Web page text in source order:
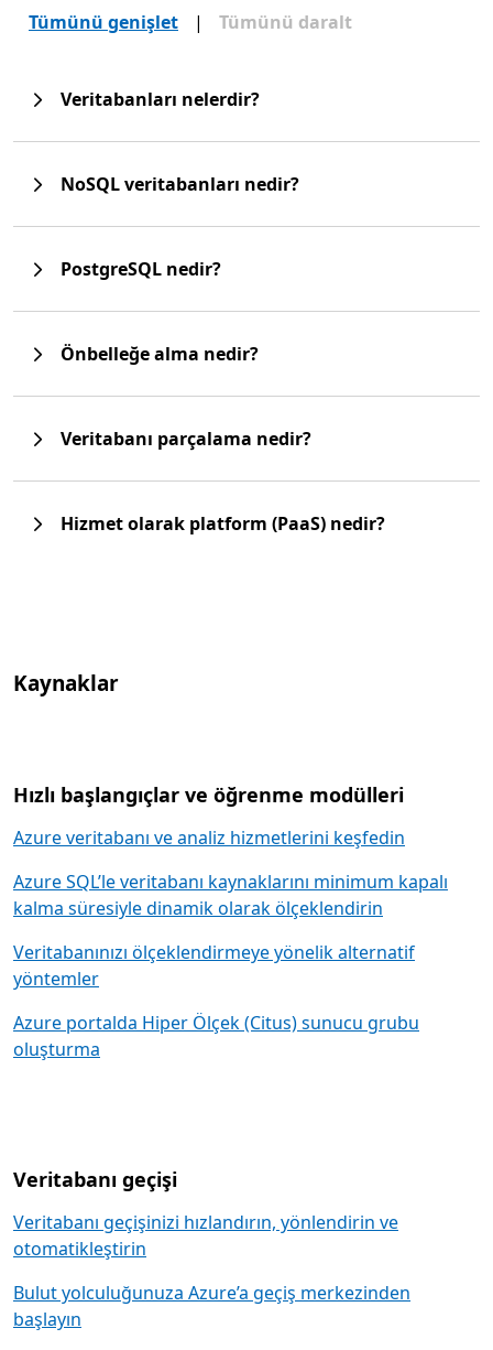
Tümünü genişlet | Tümünü daralt
Veritabanları nelerdir?
NoSQL veritabanları nedir?
PostgreSQL nedir?
Önbelleğe alma nedir?
Veritabanı parçalama nedir?
Hizmet olarak platform (PaaS) nedir?
Kaynaklar
Hızlı başlangıçlar ve öğrenme modülleri
Azure veritabanı ve analiz hizmetlerini keşfedin
Azure SQL’le veritabanı kaynaklarını minimum kapalı
kalma süresiyle dinamik olarak ölçeklendirin
Veritabanınızı ölçeklendirmeye yönelik alternatif
yöntemler
Azure portalda Hiper Ölçek (Citus) sunucu grubu
oluşturma
Veritabanı geçişi
Veritabanı geçişinizi hızlandırın, yönlendirin ve
otomatikleştirin
Bulut yolculuğunuza Azure’a geçiş merkezinden
başlayın